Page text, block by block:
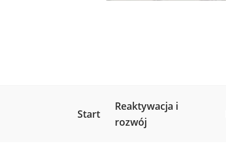
Start
Reaktywacja i
rozwój